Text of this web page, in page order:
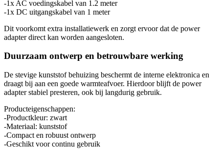
-1x AC voedingskabel van 1.2 meter
-1x DC uitgangskabel van 1 meter
Dit voorkomt extra installatiewerk en zorgt ervoor dat de power
adapter direct kan worden aangesloten.
Duurzaam ontwerp en betrouwbare werking
De stevige kunststof behuizing beschermt de interne elektronica en
draagt bij aan een goede warmteafvoer. Hierdoor blijft de power
adapter stabiel presteren, ook bij langdurig gebruik.
Producteigenschappen:
-Productkleur: zwart
-Materiaal: kunststof
-Compact en robuust ontwerp
-Geschikt voor continu gebruik